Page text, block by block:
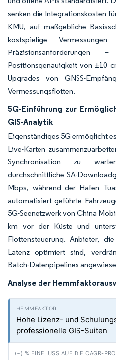
senken die Integrationskosten
KMU, auf maßgebliche
kostspielige
Positionsgenauigkeit von ±10
Upgrades von GNSS-
Vermessungsflotten.
5G-Einführung zur
GIS-Analytik
Eigenständiges 5G ermöglicht
Live-Karten
Synchronisation zu
durchschnittliche SA-
Mbps, während der Hafen
automatisiert geführte
5G-Seenetzwerk von China
km vor der Küste und
Flottensteuerung. Anbieter,
Latenz optimiert sind,
Batch-Datenpipelines
Analyse der
Hohe Lizenz- und
professionelle GIS-Suiten